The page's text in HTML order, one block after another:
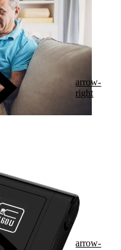
arrow-
right
arrow-